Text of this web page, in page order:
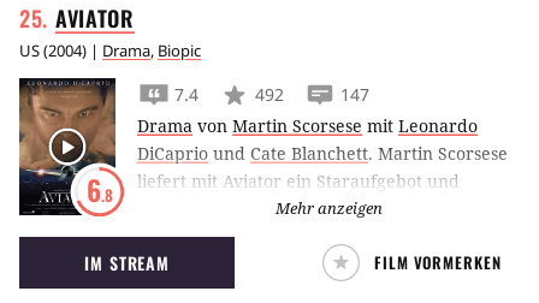
AVIATOR
US(2004) | Drama, Biopic
6.8
7.4 492
147
Drama von Martin Scorsese mit Leonardo
DiCaprio und Cate Blanchett. Martin Scorsese
liefert mit Aviator ein Staraufgebot und
verfilmt das Leben des legendären
Filmemachers und Flugzeugpioniers Howard
Hughes mit Leonardo DiCaprio in der
Hauptrolle.
Mehr anzeigen
IM STREAM FILM VORMERKEN